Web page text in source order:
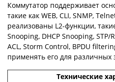
Коммутатор поддерживает
такие как WEB, CLI, SNMP,
реализованы L2-функции,
Snooping, DHCP Snooping, STP/
ACL, Storm Control, BPDU
применять его для различных
Технические